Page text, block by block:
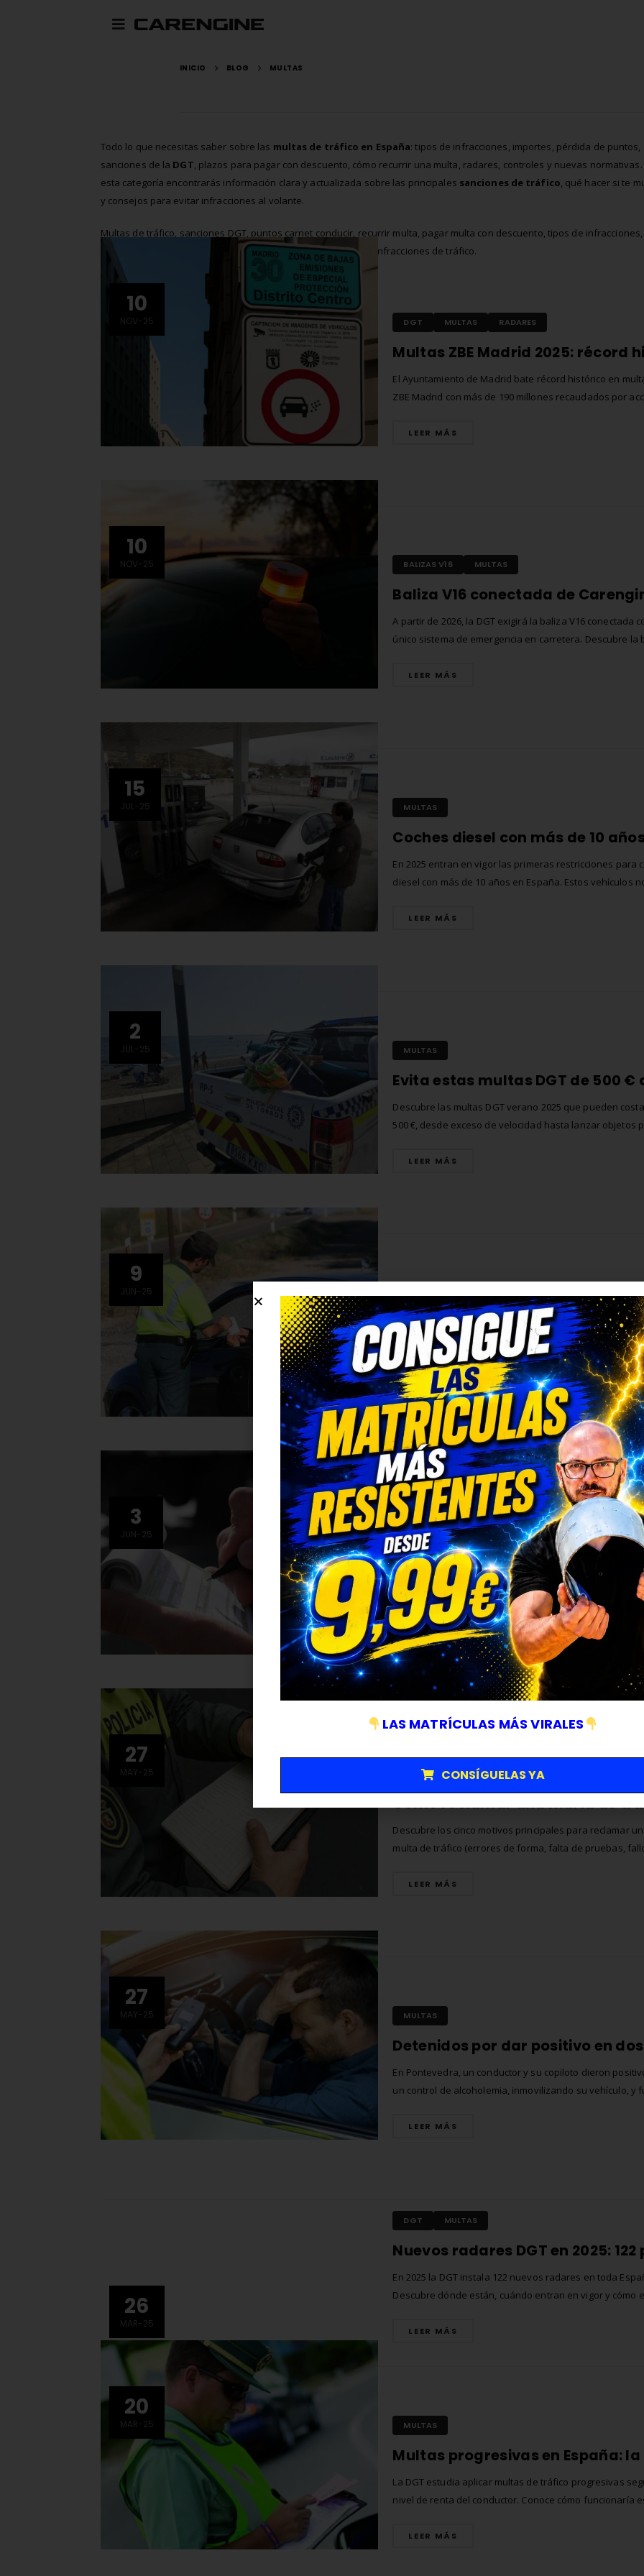
INICIO BLOG MULTAS
Todo lo que necesitas saber sobre las multas de tráfico en España: tipos de infracciones, importes, pérdida de puntos,
sanciones de la DGT, plazos para pagar con descuento, cómo recurrir una multa, radares, controles y nuevas normativas.
esta categoría encontrarás información clara y actualizada sobre las principales sanciones de tráfico, qué hacer si te
y consejos para evitar infracciones al volante.
Multas de tráfico, sanciones DGT, puntos carnet conducir, recurrir multa, pagar multa con descuento, tipos de infracciones,
normativa tráfico España, radares DGT, multas por velocidad, infracciones de tráfico.
10
NOV-25 DGT MULTAS RADARES
El Ayuntamiento de Madrid bate récord histórico en
ZBE Madrid con más de 190 millones recaudados por
evitar multas en 2025.
LEER MÁS
10
NOV-25 BALIZAS V16 MULTAS
A partir de 2026, la DGT exigirá la baliza V16 conectada
único sistema de emergencia en carretera. Descubre la
protegerte.
LEER MÁS
15
JUL-25 MULTAS
En 2025 entran en vigor las primeras restricciones para
diesel con más de 10 años en España. Estos vehículos
ciudades como Madrid, Bilbao o Getafe, con sanciones de
LEER MÁS
2
JUL-25 MULTAS
Descubre las multas DGT verano 2025 que pueden
500 €, desde exceso de velocidad hasta lanzar objetos
infracciones más graves, conoce las sanciones por no
LEER MÁS
9
JUN-25
Descubre qué infracciones pueden cometer los
quién debe pagar la sanción cuando la Guardia Civil
una multa. Desde no llevar el cinturón hasta
peligrosos, te contamos las cuantías, excepciones y
para evitar sanciones.
LEER MÁS
3
JUN-25 MULTAS NOTICIAS
Madrid batió en 2024 su récord de recaudación con 378
multas, impulsado por la expansión de la Zona de Bajas
Emisiones y el alza del importe medio pese al descenso
infracciones clásicas.
LEER MÁS
27
MAY-25 MULTAS
Descubre los cinco motivos principales para reclamar
multa de tráfico (errores de forma, falta de pruebas,
completo para presentar alegaciones, recursos de
LEER MÁS
27
MAY-25 MULTAS
En Pontevedra, un conductor y su copiloto dieron
un control de alcoholemia, inmovilizando su vehículo, y
embriaguez y amenazando a los agentes.
LEER MÁS
26
MAR-25
DGT MULTAS
En 2025 la DGT instala 122 nuevos radares en toda
Descubre dónde están, cuándo entran en vigor y cómo
LEER MÁS
20
MAR-25 MULTAS
La DGT estudia aplicar multas de tráfico progresivas
nivel de renta del conductor. Conoce cómo funcionaría
como Finlandia o Suiza y qué consecuencias tendría para
LEER MÁS
fabricación
Los 7 requisitos de
homologación de placas
2 de junio de 2026
Dónde Comprarla |
27 de mayo de 2026
LAS MATRÍCULAS MÁS VIRALES
CONSÍGUELAS YA